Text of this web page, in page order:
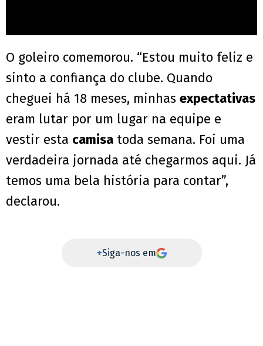
O goleiro comemorou. “Estou muito feliz e
sinto a confiança do clube. Quando
cheguei há 18 meses, minhas expectativas
eram lutar por um lugar na equipe e
vestir esta camisa toda semana. Foi uma
verdadeira jornada até chegarmos aqui. Já
temos uma bela história para contar”,
declarou.
+Siga-nos em